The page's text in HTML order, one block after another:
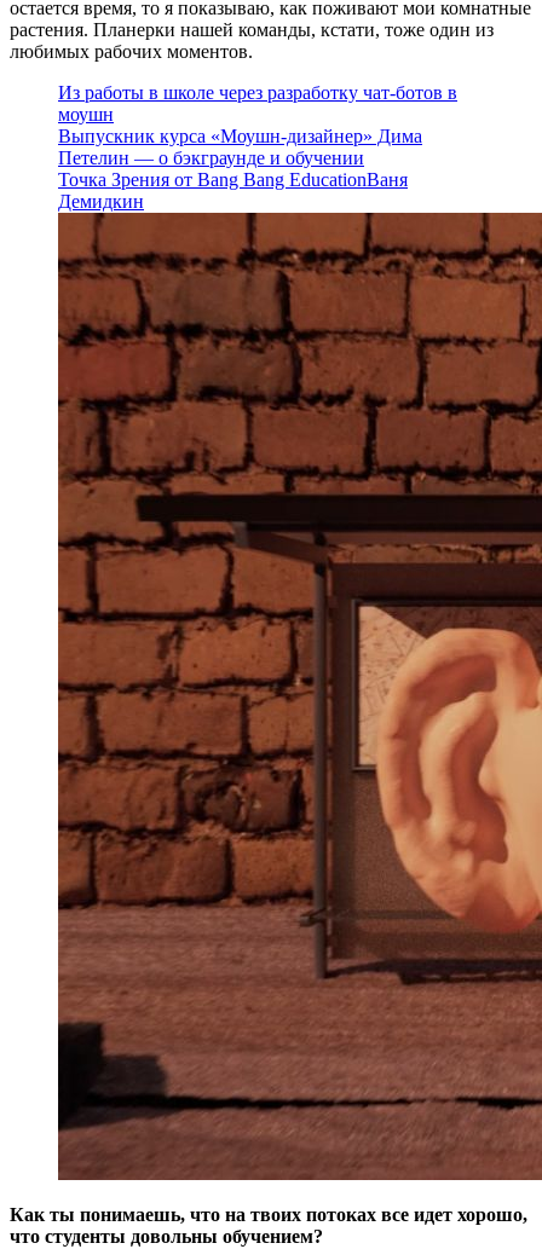
остается время, то я показываю, как поживают мои комнатные
растения. Планерки нашей команды, кстати, тоже один из
любимых рабочих моментов.
Из работы в школе через разработку чат-ботов в
моушн
Выпускник курса «Моушн-дизайнер» Дима
Петелин — о бэкграунде и обучении
Точка Зрения от Bang Bang EducationВаня
Демидкин
Как ты понимаешь, что на твоих потоках все идет хорошо,
что студенты довольны обучением?